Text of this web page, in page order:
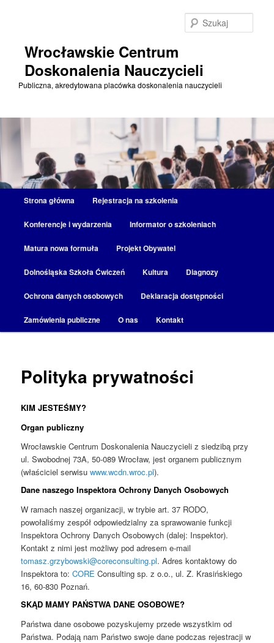
Wrocławskie Centrum
Doskonalenia Nauczycieli
Publiczna, akredytowana placówka doskonalenia nauczycieli
GłówneStrona główna Rejestracja na szkolenia
Konferencje i wydarzenia Informator o szkoleniach
Matura nowa formuła Projekt Obywatel
Dolnośląska Szkoła Ćwiczeń Kultura Diagnozy
Ochrona danych osobowych Deklaracja dostępności
Zamówienia publiczne O nas Kontakt
Polityka prywatności
KIM JESTEŚMY?
Organ publiczny
Wrocławskie Centrum Doskonalenia Nauczycieli z siedzibą przy
ul. Swobodnej 73A, 50-089 Wrocław, jest organem publicznym
(właściciel serwisuwww.wcdn.wroc.pl).
Dane naszego Inspektora Ochrony Danych Osobowych
W ramach naszej organizacji, w trybie art. 37 RODO,
powołaliśmy zespół odpowiedzialny za sprawowanie funkcji
Inspektora Ochrony Danych Osobowych (dalej: Inspektor).
Kontakt z nimi jest możliwy pod adresem e-mail
tomasz.grzybowski@coreconsulting.pl. Adres kontaktowy do
Inspektora to:CORE Consulting sp. z o.o., ul. Z. Krasińskiego
16, 60-830 Poznań.
SKĄD MAMY PAŃSTWA DANE OSOBOWE?
Państwa dane osobowe pozyskujemy przede wszystkim od
Państwa. Podają nam Państwo swoje dane podczas rejestracji w